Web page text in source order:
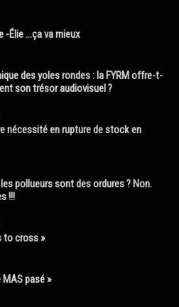
-Élie …ça va mieux
des yoles rondes : la FYRM offre-t-
son trésor audiovisuel ?
nécessité en rupture de stock en
pollueurs sont des ordures ? Non.
!!!
to cross »
MAS pasé »